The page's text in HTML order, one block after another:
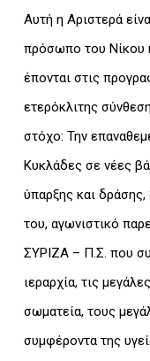
Αυτή η Αριστερά
πρόσωπο του Νίκου
έπονται στις
ετερόκλιτης
στόχο: Την
Κυκλάδες σε νέες
ύπαρξης και
του, αγωνιστικό
ΣΥΡΙΖΑ – Π.Σ. που
ιεραρχία, τις
σωματεία, τους
συμφέροντα της